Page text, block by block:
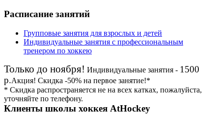
Расписание занятий
Групповые занятия для взрослых и детей
Индивидуальные занятия с профессиональным
тренером по хоккею
Только до ноября! Индивидуальные занятия - 1500
р.Акция! Скидка -50% на первое занятие!*
* Скидка распространяется не на всех катках, пожалуйста,
уточняйте по телефону.
Клиенты школы хоккея AtHockey